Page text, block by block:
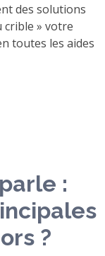
des solutions
crible » votre
toutes les aides
:
?